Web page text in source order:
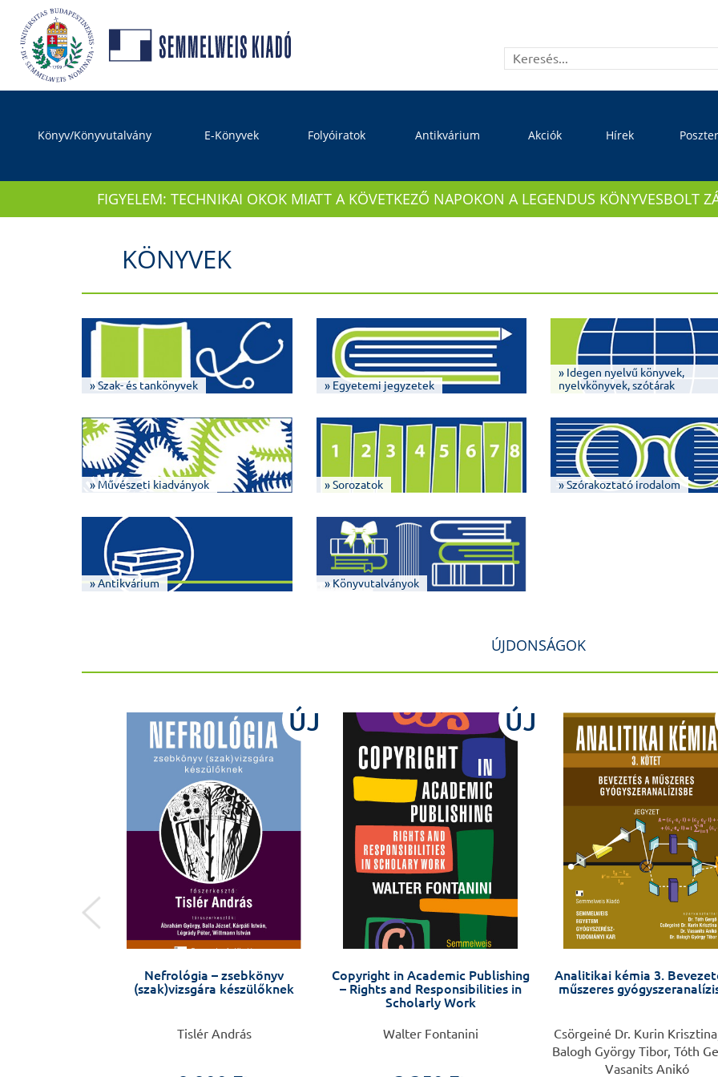
Könyv/Könyvutalvány E-Könyvek Folyóiratok Antikvárium Akciók Hírek
FIGYELEM: TECHNIKAI OKOK MIATT A KÖVETKEZŐ NAPOKON A LEGENDUS KÖNYVESBOLT
KÖNYVEK
» Szak- és tankönyvek » Egyetemi jegyzetek
» Idegen nyelvű könyvek,
nyelvkönyvek, szótárak
» Művészeti kiadványok » Sorozatok » Szórakoztató irodalom
» Antikvárium » Könyvutalványok
ÚJDONSÁGOK
ÚJ
Nefrológia – zsebkönyv
(szak)vizsgára készülőknek
Tislér András
ÚJ
Copyright in Academic Publishing
– Rights and Responsibilities in
Scholarly Work
Walter Fontanini
Analitikai kémia 3.
műszeres
Csörgeiné Dr. Kurin
Balogh György Tibor, Tóth
Vasanits Anikó